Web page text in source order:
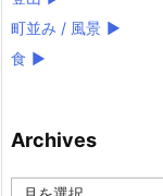
町並み / 風景 ►
食 ►
Archives
Archives